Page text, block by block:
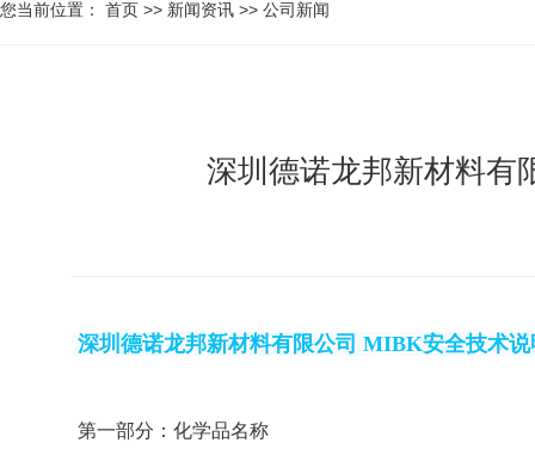
您当前位置： 首页 >> 新闻资讯 >> 公司新闻
深圳德诺龙邦新材料有
深圳德诺龙邦新材料有限公司 MIBK安全技术
第一部分：化学品名称